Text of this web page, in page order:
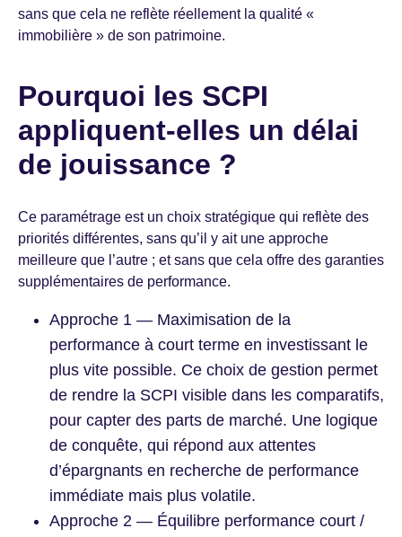
sans que cela ne reflète réellement la qualité «
immobilière » de son patrimoine.
Pourquoi les SCPI
appliquent-elles un délai
de jouissance ?
Ce paramétrage est un choix stratégique qui reflète des
priorités différentes, sans qu’il y ait une approche
meilleure que l’autre ; et sans que cela offre des garanties
supplémentaires de performance.
Approche 1 — Maximisation de la
performance à court terme en investissant le
plus vite possible. Ce choix de gestion permet
de rendre la SCPI visible dans les comparatifs,
pour capter des parts de marché. Une logique
de conquête, qui répond aux attentes
d’épargnants en recherche de performance
immédiate mais plus volatile.
Approche 2 — Équilibre performance court /